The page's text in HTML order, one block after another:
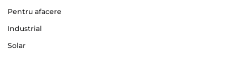
Pentru afacere
Industrial
Solar